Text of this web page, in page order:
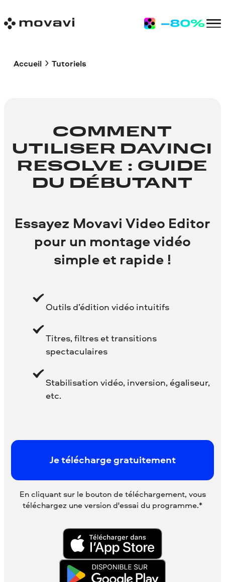
Accueil Tutoriels
COMMENT
UTILISER DAVINCI
RESOLVE : GUIDE
DU DÉBUTANT
Essayez Movavi Video Editor
pour un montage vidéo
simple et rapide !
Outils d’édition vidéo intuitifs
Titres, filtres et transitions
spectaculaires
Stabilisation vidéo, inversion, égaliseur,
etc.
Je télécharge gratuitement
En cliquant sur le bouton de téléchargement, vous
téléchargez une version d'essai du programme.*